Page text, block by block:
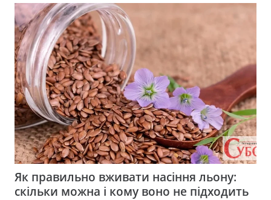
Як правильно вживати насіння льону:
скільки можна і кому воно не підходить